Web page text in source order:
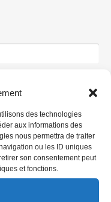
des technologies
aux informations des
nous permettra de traiter
ou les ID uniques
son consentement peut
et fonctions.